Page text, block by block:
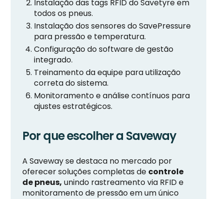
Instalação das tags RFID do Savetyre em
todos os pneus.
Instalação dos sensores do SavePressure
para pressão e temperatura.
Configuração do software de gestão
integrado.
Treinamento da equipe para utilização
correta do sistema.
Monitoramento e análise contínuos para
ajustes estratégicos.
Por que escolher a Saveway
A Saveway se destaca no mercado por
oferecer soluções completas de controle
de pneus, unindo rastreamento via RFID e
monitoramento de pressão em um único